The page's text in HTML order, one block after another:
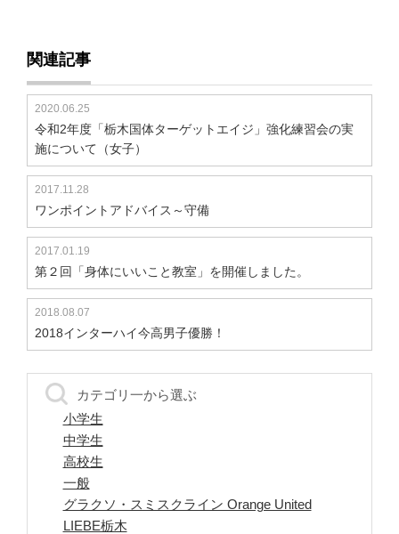
関連記事
2020.06.25
令和2年度「栃木国体ターゲットエイジ」強化練習会の実
施について（女子）
2017.11.28
ワンポイントアドバイス～守備
2017.01.19
第２回「身体にいいこと教室」を開催しました。
2018.08.07
2018インターハイ今高男子優勝！
カテゴリ一から選ぶ
小学生
中学生
高校生
一般
グラクソ・スミスクライン Orange United
LIEBE栃木